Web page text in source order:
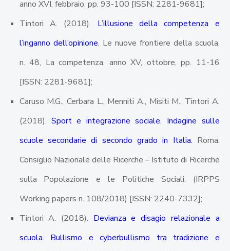
anno XVI, febbraio, pp. 93-100 [ISSN: 2281-9681];
Tintori A. (2018). L’illusione della competenza e
l’inganno dell’opinione, Le nuove frontiere della scuola,
n. 48, La competenza, anno XV, ottobre, pp. 11-16
[ISSN: 2281-9681];
Caruso M.G., Cerbara L., Menniti A., Misiti M., Tintori A.
(2018). Sport e integrazione sociale. Indagine sulle
scuole secondarie di secondo grado in Italia. Roma:
Consiglio Nazionale delle Ricerche – Istituto di Ricerche
sulla Popolazione e le Politiche Sociali. (IRPPS
Working papers n. 108/2018) [ISSN: 2240-7332];
Tintori A. (2018). Devianza e disagio relazionale a
scuola. Bullismo e cyberbullismo tra tradizione e